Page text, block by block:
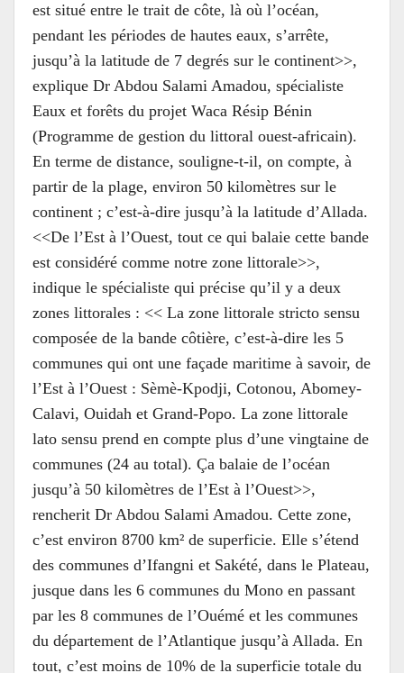
est situé entre le trait de côte, là où l’océan,
pendant les périodes de hautes eaux, s’arrête,
jusqu’à la latitude de 7 degrés sur le continent>>,
explique Dr Abdou Salami Amadou, spécialiste
Eaux et forêts du projet Waca Résip Bénin
(Programme de gestion du littoral ouest-africain).
En terme de distance, souligne-t-il, on compte, à
partir de la plage, environ 50 kilomètres sur le
continent ; c’est-à-dire jusqu’à la latitude d’Allada.
<<De l’Est à l’Ouest, tout ce qui balaie cette bande
est considéré comme notre zone littorale>>,
indique le spécialiste qui précise qu’il y a deux
zones littorales : << La zone littorale stricto sensu
composée de la bande côtière, c’est-à-dire les 5
communes qui ont une façade maritime à savoir, de
l’Est à l’Ouest : Sèmè-Kpodji, Cotonou, Abomey-
Calavi, Ouidah et Grand-Popo. La zone littorale
lato sensu prend en compte plus d’une vingtaine de
communes (24 au total). Ça balaie de l’océan
jusqu’à 50 kilomètres de l’Est à l’Ouest>>,
rencherit Dr Abdou Salami Amadou. Cette zone,
c’est environ 8700 km² de superficie. Elle s’étend
des communes d’Ifangni et Sakété, dans le Plateau,
jusque dans les 6 communes du Mono en passant
par les 8 communes de l’Ouémé et les communes
du département de l’Atlantique jusqu’à Allada. En
tout, c’est moins de 10% de la superficie totale du